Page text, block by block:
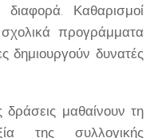
Καθαρισμοί
προγράμματα
δημιουργούν δυνατές
μαθαίνουν τη
της συλλογικής